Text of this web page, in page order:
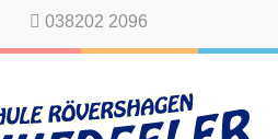
038202 2096